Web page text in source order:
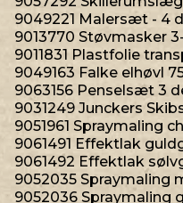
9049221 Malersæt - 4
9013770 Støvmasker
9011831 Plastfolie
9049163 Falke elhøvl
9063156 Penselsæt 3
9031249 Junckers
9051961 Spraymaling
9061491 Effektlak
9061492 Effektlak
9052035 Spraymaling
9052036 Spraymaling